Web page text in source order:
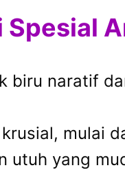
biru naratif
mulai
utuh yang